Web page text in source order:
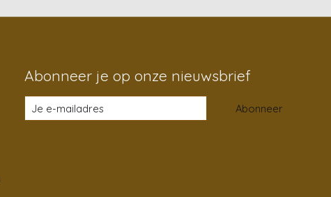
Abonneer je op onze nieuwsbrief
Abonneer